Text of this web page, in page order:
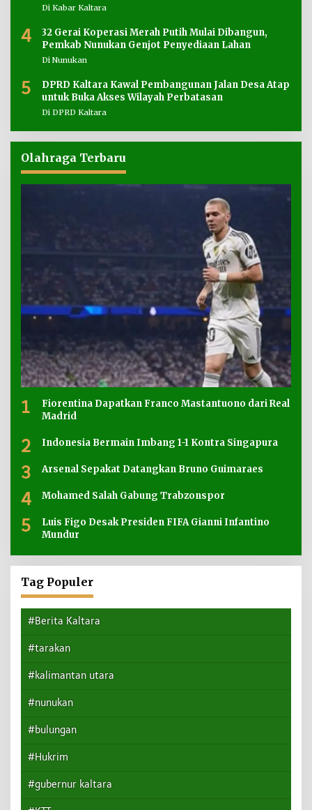
Di Kabar Kaltara
4
32 Gerai Koperasi Merah Putih Mulai Dibangun,
Pemkab Nunukan Genjot Penyediaan Lahan
Di Nunukan
5
DPRD Kaltara Kawal Pembangunan Jalan Desa Atap
untuk Buka Akses Wilayah Perbatasan
Di DPRD Kaltara
Olahraga Terbaru
1
Fiorentina Dapatkan Franco Mastantuono dari Real
Madrid
2 Indonesia Bermain Imbang 1-1 Kontra Singapura
3 Arsenal Sepakat Datangkan Bruno Guimaraes
4 Mohamed Salah Gabung Trabzonspor
5
Luis Figo Desak Presiden FIFA Gianni Infantino
Mundur
Tag Populer
#Berita Kaltara
#tarakan
#kalimantan utara
#nunukan
#bulungan
#Hukrim
#gubernur kaltara